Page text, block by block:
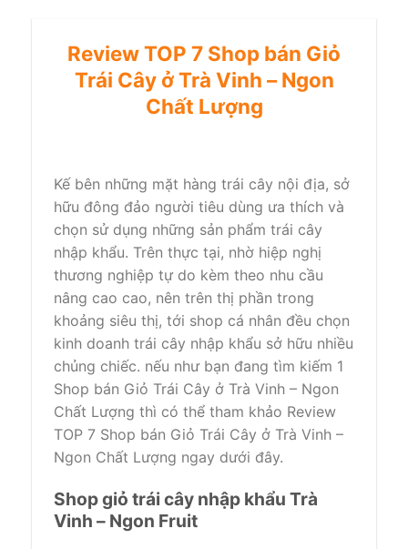
Review TOP 7 Shop bán Giỏ
Trái Cây ở Trà Vinh – Ngon
Chất Lượng
Kế bên những mặt hàng trái cây nội địa, sở
hữu đông đảo người tiêu dùng ưa thích và
chọn sử dụng những sản phẩm trái cây
nhập khẩu. Trên thực tại, nhờ hiệp nghị
thương nghiệp tự do kèm theo nhu cầu
nâng cao cao, nên trên thị phần trong
khoảng siêu thị, tới shop cá nhân đều chọn
kinh doanh trái cây nhập khẩu sở hữu nhiều
chủng chiếc. nếu như bạn đang tìm kiếm 1
Shop bán Giỏ Trái Cây ở Trà Vinh – Ngon
Chất Lượng thì có thể tham khảo Review
TOP 7 Shop bán Giỏ Trái Cây ở Trà Vinh –
Ngon Chất Lượng ngay dưới đây.
Shop giỏ trái cây nhập khẩu Trà
Vinh – Ngon Fruit